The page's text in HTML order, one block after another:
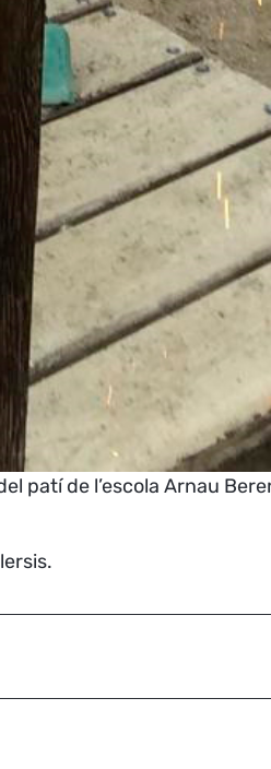
patí de l’escola Arnau